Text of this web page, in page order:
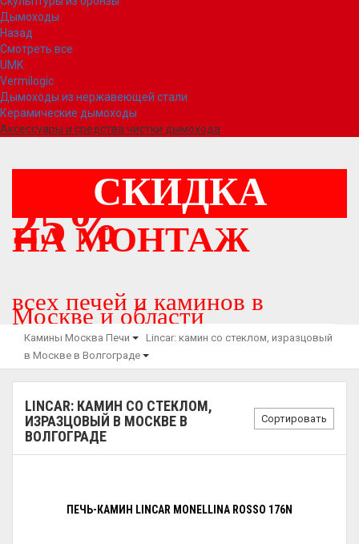
Дымоходы
Назад
Смотреть все
UMK
Vermilogic
Дымоходы из нержавеющей стали
Керамические дымоходы
Аксессуары и средства чистки дымохода
СКИДКА
25%
НА МОНТАЖ
всех печей и каминов в
Москве и области
Камины Москва Печи
Lincar: камин со стеклом, изразцовый
в Москве в Волгограде
LINCAR: КАМИН СО СТЕКЛОМ,
ИЗРАЗЦОВЫЙ В МОСКВЕ В
ВОЛГОГРАДЕ
Сортировать
ПЕЧЬ-КАМИН LINCAR MONELLINA ROSSO 176N